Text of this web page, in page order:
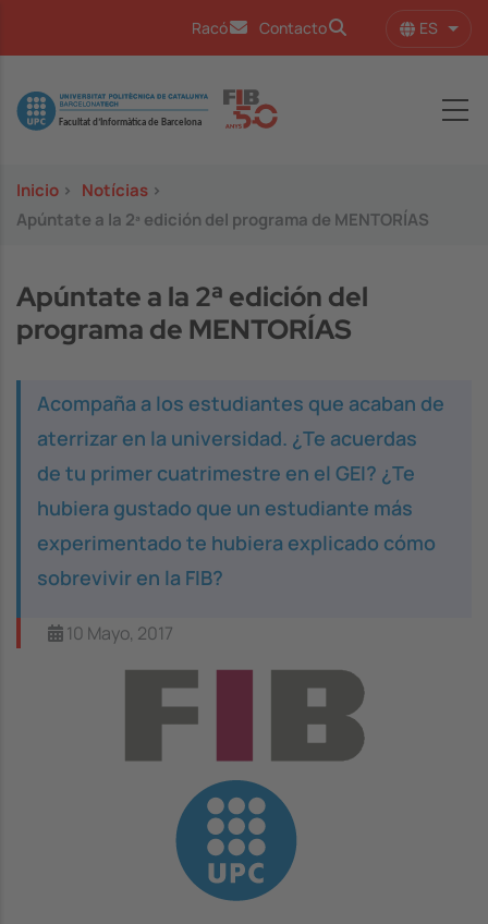
Racó Contacto ES
Image
Inicio > Notícias >
Apúntate a la 2ª edición del programa de MENTORÍAS
Apúntate a la 2ª edición del
programa de MENTORÍAS
Acompaña a los estudiantes que acaban de
aterrizar en la universidad. ¿Te acuerdas
de tu primer cuatrimestre en el GEI? ¿Te
hubiera gustado que un estudiante más
experimentado te hubiera explicado cómo
sobrevivir en la FIB?
10 Mayo, 2017